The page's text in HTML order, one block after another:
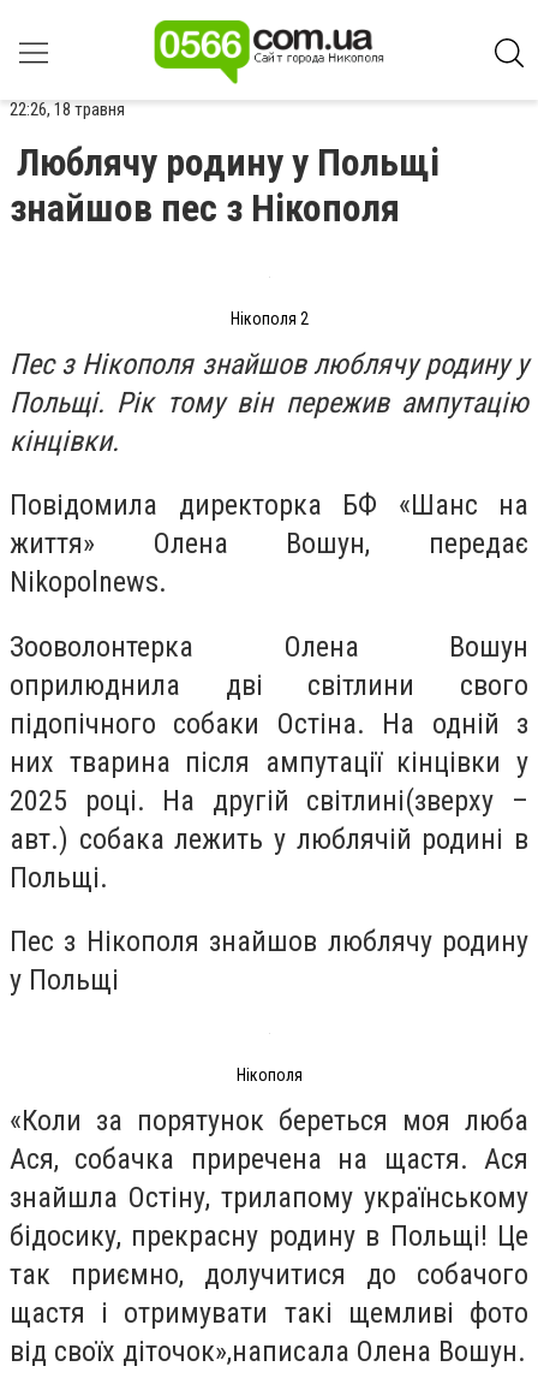
22:26, 18 травня
Люблячу родину у Польщі
знайшов пес з Нікополя
Нікополя 2
Пес з Нікополя знайшов люблячу родину у
Польщі. Рік тому він пережив ампутацію
кінцівки.
Повідомила директорка БФ «Шанс на
життя» Олена Вошун, передає
Nikopolnews.
Зооволонтерка Олена Вошун
оприлюднила дві світлини свого
підопічного собаки Остіна. На одній з
них тварина після ампутації кінцівки у
2025 році. На другій світлині(зверху –
авт.) собака лежить у люблячій родині в
Польщі.
Пес з Нікополя знайшов люблячу родину
у Польщі
Нікополя
«Коли за порятунок береться моя люба
Ася, собачка приречена на щастя. Ася
знайшла Остіну, трилапому українському
бідосику, прекрасну родину в Польщі! Це
так приємно, долучитися до собачого
щастя і отримувати такі щемливі фото
від своїх діточок»,написала Олена Вошун.